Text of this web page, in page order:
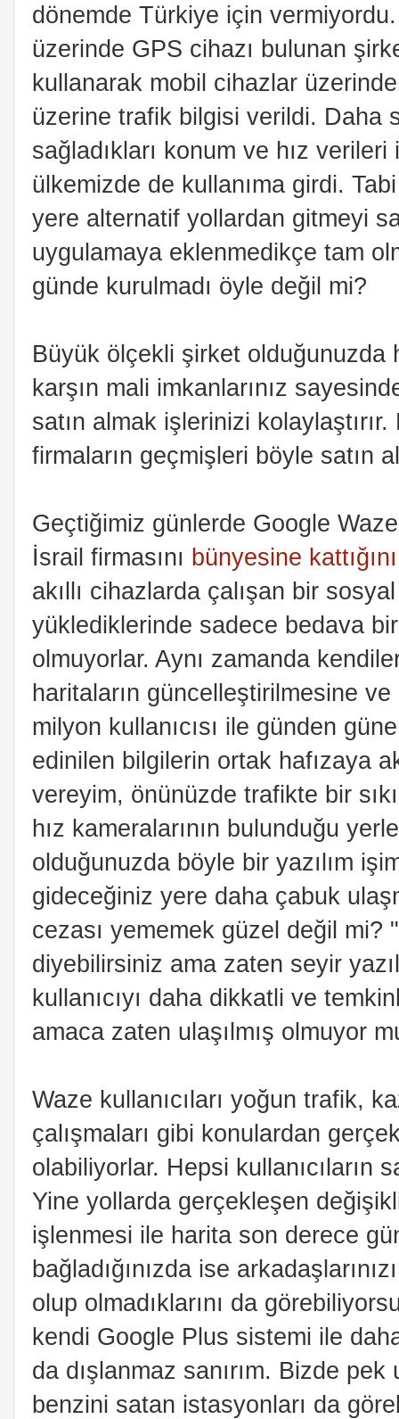
dönemde Türkiye için
üzerinde GPS cihazı bulunan
kullanarak mobil cihazlar
üzerine trafik bilgisi verildi. Daha
sağladıkları konum ve hız
ülkemizde de kullanıma girdi.
yere alternatif yollardan gitmeyi
uygulamaya eklenmedikçe tam
günde kurulmadı öyle değil mi?
Büyük ölçekli şirket olduğunuzda
karşın mali imkanlarınız
satın almak işlerinizi
firmaların geçmişleri böyle satın
Geçtiğimiz günlerde Google
İsrail firmasını bünyesine kattığını
akıllı cihazlarda çalışan bir
yüklediklerinde sadece bedava
olmuyorlar. Aynı zamanda
haritaların güncelleştirilmesine
milyon kullanıcısı ile günden
edinilen bilgilerin ortak hafızaya
vereyim, önünüzde trafikte bir
hız kameralarının bulunduğu
olduğunuzda böyle bir yazılım
gideceğiniz yere daha çabuk
cezası yememek güzel değil mi?
diyebilirsiniz ama zaten seyir
kullanıcıyı daha dikkatli ve
amaca zaten ulaşılmış olmuyor
Waze kullanıcıları yoğun trafik,
çalışmaları gibi konulardan
olabiliyorlar. Hepsi kullanıcıların
Yine yollarda gerçekleşen
işlenmesi ile harita son derece
bağladığınızda ise
olup olmadıklarını da
kendi Google Plus sistemi ile
da dışlanmaz sanırım. Bizde
benzini satan istasyonları da